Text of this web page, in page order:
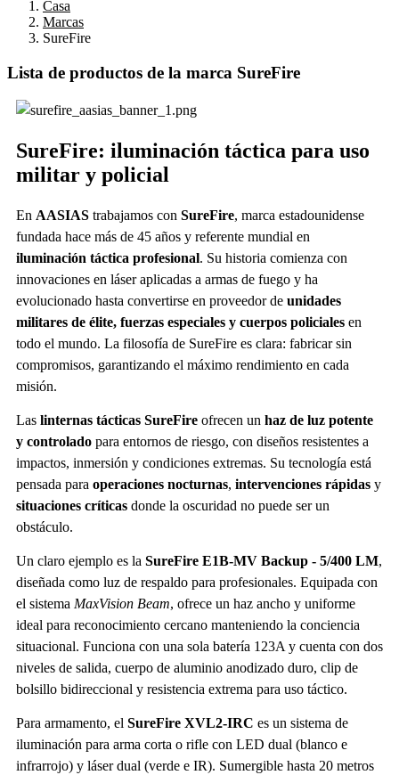
Casa
Marcas
SureFire
Lista de productos de la marca SureFire
SureFire: iluminación táctica para uso
militar y policial
En AASIAS trabajamos con SureFire, marca estadounidense
fundada hace más de 45 años y referente mundial en
iluminación táctica profesional. Su historia comienza con
innovaciones en láser aplicadas a armas de fuego y ha
evolucionado hasta convertirse en proveedor de unidades
militares de élite, fuerzas especiales y cuerpos policiales en
todo el mundo. La filosofía de SureFire es clara: fabricar sin
compromisos, garantizando el máximo rendimiento en cada
misión.
Las linternas tácticas SureFire ofrecen un haz de luz potente
y controlado para entornos de riesgo, con diseños resistentes a
impactos, inmersión y condiciones extremas. Su tecnología está
pensada para operaciones nocturnas, intervenciones rápidas y
situaciones críticas donde la oscuridad no puede ser un
obstáculo.
Un claro ejemplo es la SureFire E1B-MV Backup - 5/400 LM,
diseñada como luz de respaldo para profesionales. Equipada con
el sistema MaxVision Beam, ofrece un haz ancho y uniforme
ideal para reconocimiento cercano manteniendo la conciencia
situacional. Funciona con una sola batería 123A y cuenta con dos
niveles de salida, cuerpo de aluminio anodizado duro, clip de
bolsillo bidireccional y resistencia extrema para uso táctico.
Para armamento, el SureFire XVL2-IRC es un sistema de
iluminación para arma corta o rifle con LED dual (blanco e
infrarrojo) y láser dual (verde e IR). Sumergible hasta 20 metros